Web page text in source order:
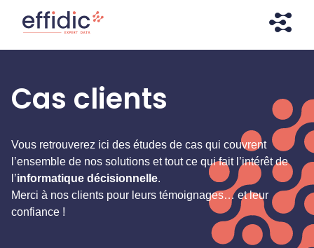
directement
Cas clients
Vous retrouverez ici des études de cas qui couvrent
l’ensemble de nos solutions et tout ce qui fait l’intérêt de
l’informatique décisionnelle.
Merci à nos clients pour leurs témoignages… et leur
confiance !